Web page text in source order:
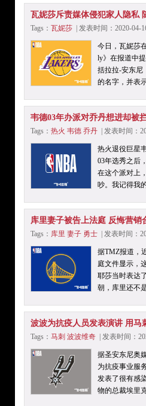
瓦妮莎斥责媒体侵犯家人隐私
Tags： 瓦妮莎 | 发表时间：2020-04-
今日，瓦妮莎
ly》在报道中
括拉拉-安东尼
的名字，并表
韦德03年办派对乔丹想进却被
Tags： 热火 韦德 乔丹 | 发表时间：
热火退役巨星
03年选秀之后
在这个派对上
吵。我记得我
库里妻子被告上法庭 反悔营销
Tags： 库里 妻子 勇士 | 发表时间：
据TMZ报道，
庭文件显示，
耶莎当时表达
朝，库里还不
波波为抗疫人员发表演讲 用马
Tags： 马刺 波波维奇 | 发表时间：
据圣安东尼奥
为抗疫事业服
发表了很有感
物的总裁埃里